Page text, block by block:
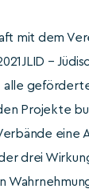
mit dem
–
alle
Projekte
eine
drei